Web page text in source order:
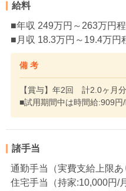
給料
■年収 249万円～263万円
■月収 18.3万円～19.4万円
備 考
【賞与】年2回 計2.0ヶ月
■試用期間中は時間給:909円
諸手当
通勤手当（実費支給上限あ
住宅手当（持家:10,000円/